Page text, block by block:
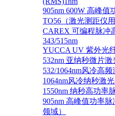
905nm 600W 高峰值
TO56（激光测距仪用
CAREX 可编程脉冲
343/515nm
YUCCA UV 紫外光
532nm 亚纳秒微片
532/1064nm风冷高
1064nm风冷纳秒激
1550nm 纳秒高功率
905nm 高峰值功率
领域）